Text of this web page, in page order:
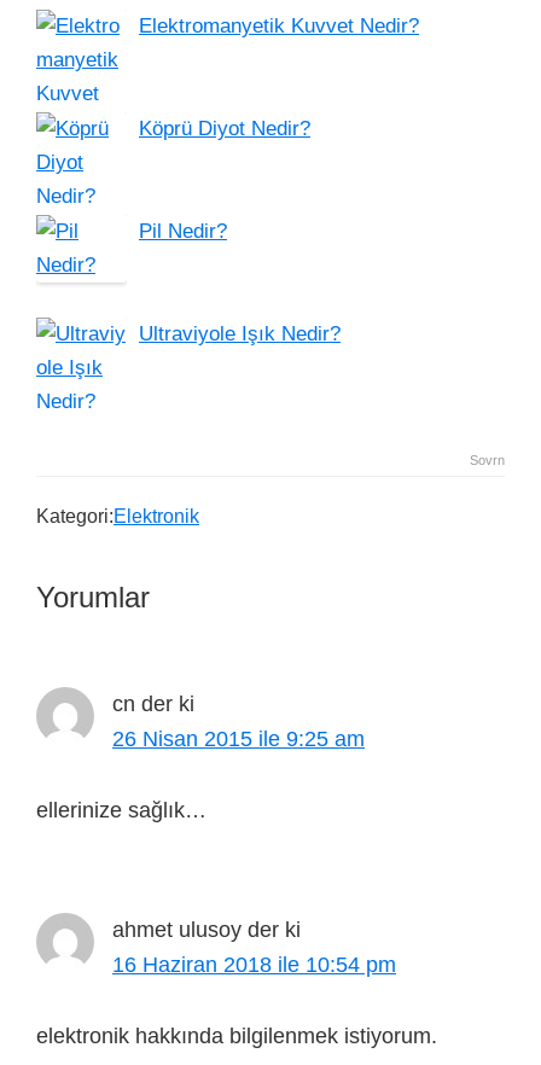
Elektromanyetik Kuvvet Nedir?
Köprü Diyot Nedir?
Pil Nedir?
Ultraviyole Işık Nedir?
Sovrn
Kategori:Elektronik
Yorumlar
cn der ki
26 Nisan 2015 ile 9:25 am
ellerinize sağlık…
ahmet ulusoy der ki
16 Haziran 2018 ile 10:54 pm
elektronik hakkında bilgilenmek istiyorum.